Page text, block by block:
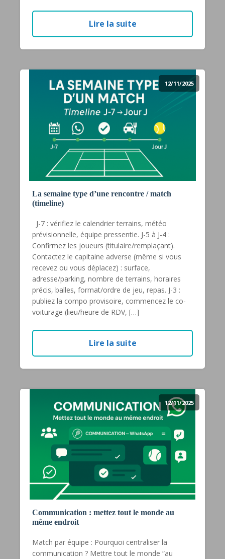
Lire la suite
12/11/2025
La semaine type d’une rencontre / match
(timeline)
J-7 : vérifiez le calendrier terrains, météo
prévisionnelle, équipe pressentie. J-5 à J-4 :
Confirmez les joueurs (titulaire/remplaçant).
Contactez le capitaine adverse (même si vous
recevez ou vous déplacez) : surface,
adresse/parking, nombre de terrains, horaires
précis, balles, format/ordre de jeu, repas. J-3 :
publiez la compo provisoire, commencez le co-
voiturage (lieu/heure de RDV, […]
Lire la suite
12/11/2025
Communication : mettez tout le monde au
même endroit
Match par équipe : Pourquoi centraliser la
communication ? Mettre tout le monde “au